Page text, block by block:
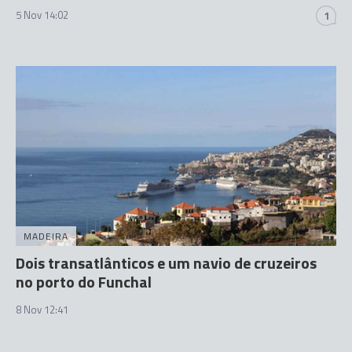
5 Nov 14:02 1
MADEIRA
Dois transatlânticos e um navio de cruzeiros
no porto do Funchal
8 Nov 12:41